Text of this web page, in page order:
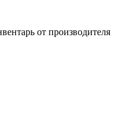
от производителя